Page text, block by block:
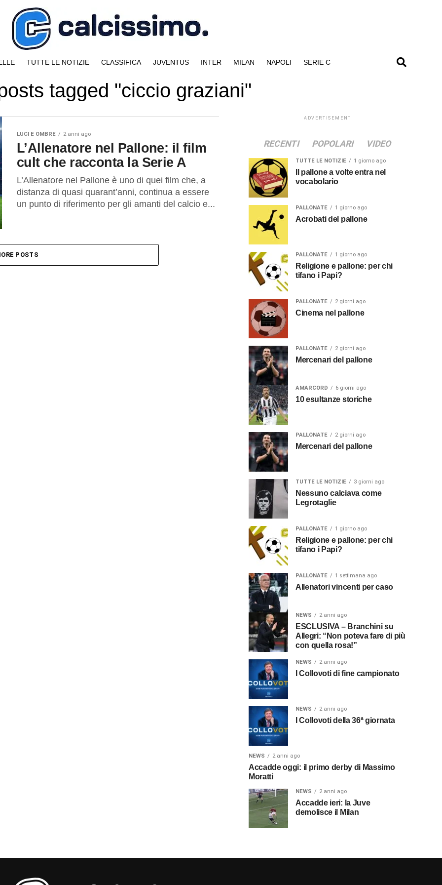
TUTTE LE NOTIZIE CLASSIFICA JUVENTUS INTER MILAN NAPOLI SERIE C
tagged "ciccio graziani"
LUCI E OMBRE 2 anni ago
L’Allenatore nel Pallone: il film
cult che racconta la Serie A
L’Allenatore nel Pallone è uno di quei film che, a
distanza di quasi quarant’anni, continua a essere
un punto di riferimento per gli amanti del calcio e...
POSTS
ADVERTISEMENT
RECENTI POPOLARI VIDEO
TUTTE LE NOTIZIE 1 giorno ago
Il pallone a volte entra nel
vocabolario
PALLONATE 1 giorno ago
Acrobati del pallone
PALLONATE 1 giorno ago
Religione e pallone: per chi
tifano i Papi?
PALLONATE 2 giorni ago
Cinema nel pallone
PALLONATE 2 giorni ago
Mercenari del pallone
AMARCORD 6 giorni ago
10 esultanze storiche
PALLONATE 2 giorni ago
Mercenari del pallone
TUTTE LE NOTIZIE 3 giorni ago
Nessuno calciava come
Legrotaglie
PALLONATE 1 giorno ago
Religione e pallone: per chi
tifano i Papi?
PALLONATE 1 settimana ago
Allenatori vincenti per caso
NEWS 2 anni ago
ESCLUSIVA – Branchini su
Allegri: “Non poteva fare di più
con quella rosa!”
NEWS 2 anni ago
I Collovoti di fine campionato
NEWS 2 anni ago
I Collovoti della 36ª giornata
NEWS 2 anni ago
Accadde oggi: il primo derby di Massimo
Moratti
NEWS 2 anni ago
Accadde ieri: la Juve
demolisce il Milan